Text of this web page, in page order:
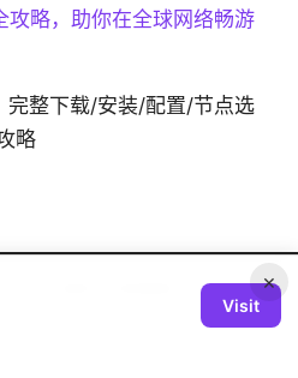
略，助你在全球网络畅游
整下载/安装/配置/节点选
略
×
Visit
RIGHTS RESERVED. V.1